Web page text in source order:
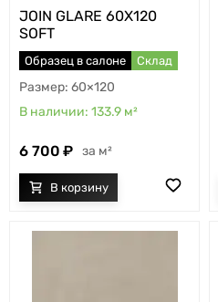
JOIN GLARE 60X120
SOFT
Образец в салоне Склад
60×120
133.9 м²
6 700 м²